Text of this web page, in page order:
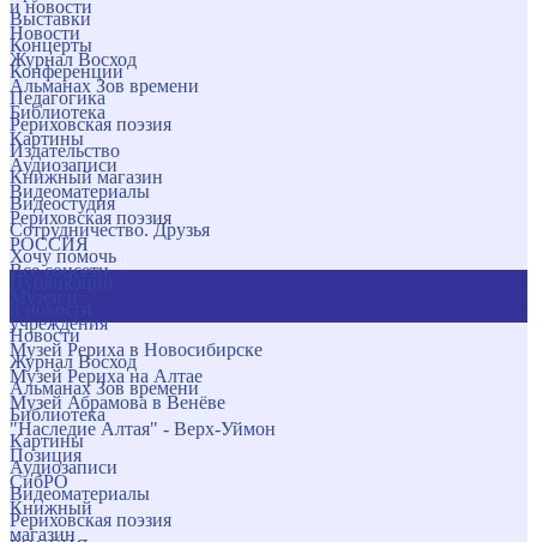
и новости
Новости
Журнал Восход
Альманах Зов времени
Библиотека
Картины
Аудиозаписи
Видеоматериалы
Рериховская поэзия
РОССИЯ
Все соцсети
учреждения
Музей Рериха в Новосибирске
Музей Рериха на Алтае
Музей Абрамова в Венёве
"Наследие Алтая" - Верх-Уймон
Позиция
СибРО
Книжный
магазин
Выставки
Концерты
Конференции
Педагогика
Рериховская поэзия
Издательство
Книжный магазин
Видеостудия
Сотрудничество. Друзья
Хочу помочь
Новости
Журнал Восход
Альманах Зов времени
Библиотека
Картины
Аудиозаписи
Видеоматериалы
Рериховская поэзия